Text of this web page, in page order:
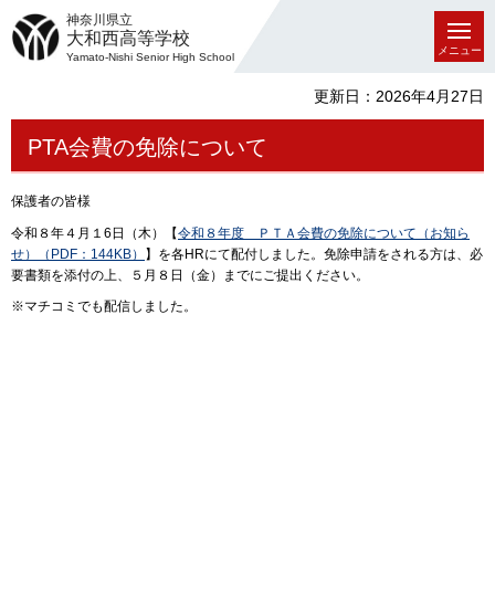
神奈川県立
大和西高等学校
Yamato-Nishi Senior High School
メニュー
更新日：2026年4月27日
PTA会費の免除について
保護者の皆様
令和８年４月１6日（木）【令和８年度 ＰＴＡ会費の免除について（お知ら
せ）（PDF：144KB） 】を各HRにて配付しました。免除申請をされる方は、必
要書類を添付の上、５月８日（金）までにご提出ください。
※マチコミでも配信しました。